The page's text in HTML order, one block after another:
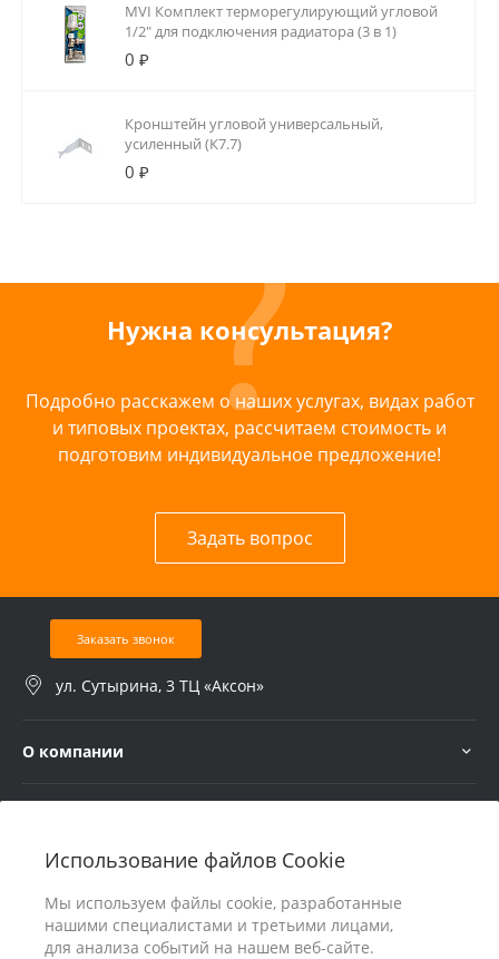
Использование файлов Cookie
Мы используем файлы cookie, разработанные
нашими специалистами и третьими лицами,
для анализа событий на нашем веб-сайте.
MVI Комплект терморегулирующий угловой
1/2" для подключения радиатора (3 в 1)
0 ₽
Кронштейн угловой универсальный,
усиленный (К7.7)
0 ₽
Нужна консультация?
Подробно расскажем о наших услугах, видах работ
и типовых проектах, рассчитаем стоимость и
подготовим индивидуальное предложение!
Задать вопрос
Заказать звонок
ул. Сутырина, 3 ТЦ «Аксон»
О компании